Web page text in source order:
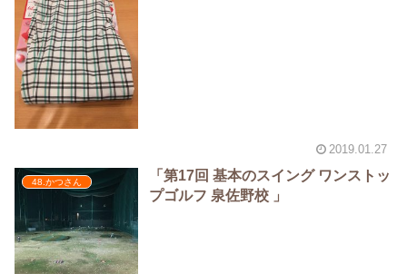
2019.01.27
48.かつさん
「第17回 基本のスイング ワンストッ
プゴルフ 泉佐野校 」